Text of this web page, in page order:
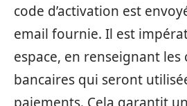
code d’activation est
email fournie. Il est
espace, en renseignant
bancaires qui seront